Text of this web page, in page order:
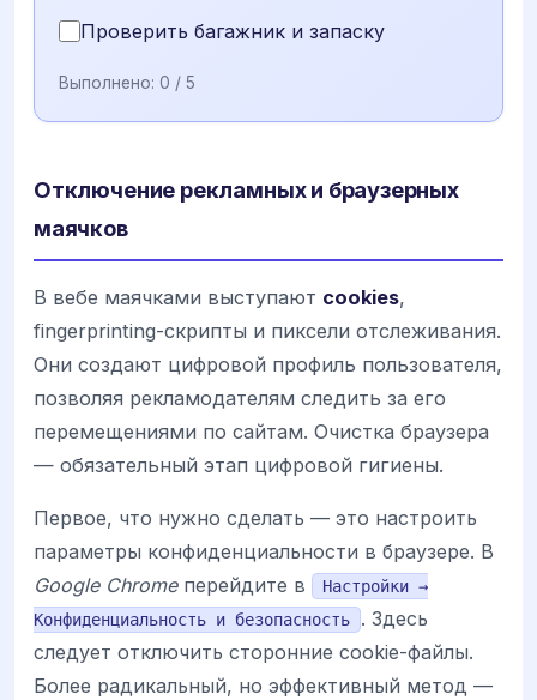
Проверить багажник и запаску
Выполнено: 0 / 5
Отключение рекламных и браузерных
маячков
В вебе маячками выступают cookies,
fingerprinting-скрипты и пиксели отслеживания.
Они создают цифровой профиль пользователя,
позволяя рекламодателям следить за его
перемещениями по сайтам. Очистка браузера
— обязательный этап цифровой гигиены.
Первое, что нужно сделать — это настроить
параметры конфиденциальности в браузере. В
Google Chromeперейдите в
Настройки →
Конфиденциальность и безопасность
. Здесь
следует отключить сторонние cookie-файлы.
Более радикальный, но эффективный метод —